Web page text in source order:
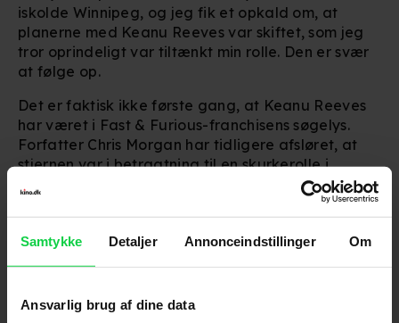
Samtykke Detaljer Annonceindstillinger Om
Ansvarlig brug af dine data
iskolde Winnipeg, og jeg fik et opkald om, at
planerne med Keanu Reeves var skiftet, som jeg
tror oprindeligt var tiltænkt min rolle. Den er svær
at følge op.
Det er faktisk ikke første gang, at Keanu Reeves
har været i Fast & Furious-franchisens søgelys.
Forfatter Chris Morgan har tidligere afsløret, at
stjernen var i betragtning til en skurkerolle i
med Dwayne
'Fast & Furious X' kan ses i biografen nu.